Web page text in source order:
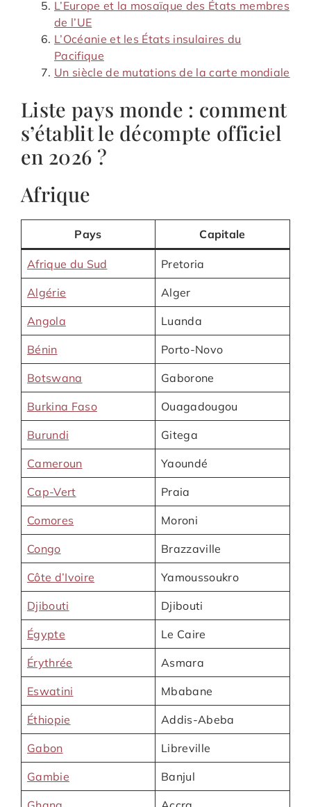
L’Europe et la mosaïque des États membres
de l’UE
L’Océanie et les États insulaires du
Pacifique
Un siècle de mutations de la carte mondiale
Liste pays monde : comment
s’établit le décompte officiel
en 2026 ?
Afrique
Pays Capitale
Afrique du Sud Pretoria
Algérie Alger
Angola Luanda
Bénin Porto-Novo
Botswana Gaborone
Burkina Faso Ouagadougou
Burundi Gitega
Cameroun Yaoundé
Cap-Vert Praia
Comores Moroni
Congo Brazzaville
Côte d’Ivoire Yamoussoukro
Djibouti Djibouti
Égypte Le Caire
Érythrée Asmara
Eswatini Mbabane
Éthiopie Addis-Abeba
Gabon Libreville
Gambie Banjul